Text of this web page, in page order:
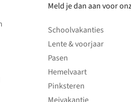
Meld je dan aan voor
Schoolvakanties
Lente & voorjaar
Pasen
Hemelvaart
Pinksteren